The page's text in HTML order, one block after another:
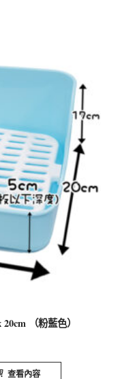
（粉藍色）
查看內容